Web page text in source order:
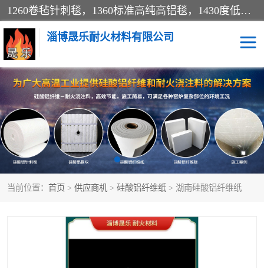
1260卷毡针刺毯，1360标准高纯高铝毯，1430度低锆锆铝含锆毯，普通挡渣棉卷毡，防火纸、挡火板、隔热垫片模块、棉块、折叠块、散棉高温固化剂价格规格密度多少钱图片视频立方平米参数指标
淄博晟乐耐火材料有限公司
当前位置： 首页 > 供应商机 > 硅酸铝纤维纸 > 湖南硅酸铝纤维纸
硅酸铝挡渣棉 硅酸铝纤维纸
硅酸铝挡火板 高铝毯
含锆毯 硅酸铝折叠块
硅酸铝散棉 硅酸铝纤维毯
硅酸铝垫片 陶瓷纤维纸